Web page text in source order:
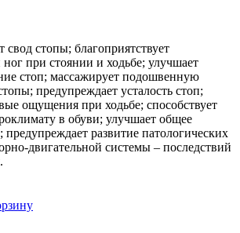
свод стопы; благоприятствует
ног при стоянии и ходьбе; улучшает
стоп; массажирует подошвенную
предупреждает усталость стоп;
ощущения при ходьбе; способствует
в обуви; улучшает общее
предупреждает развитие патологических
двигательной системы – последствий